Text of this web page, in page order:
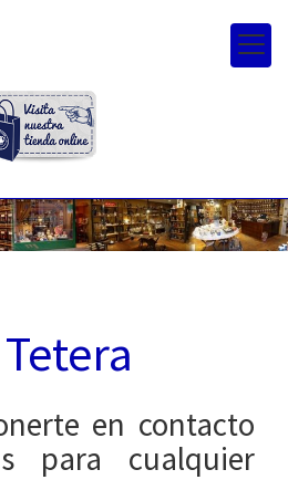
en contacto
para cualquier